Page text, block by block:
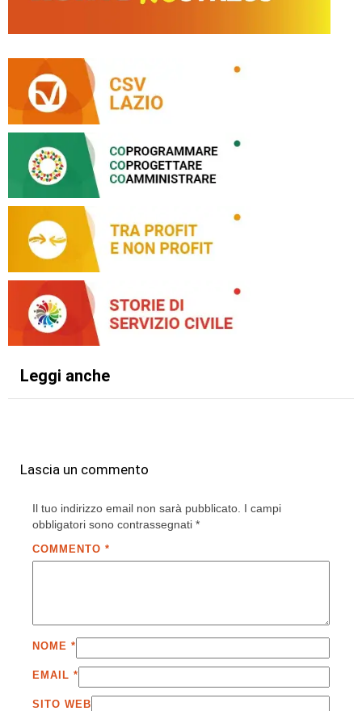
Leggi anche
Lascia un commento
Il tuo indirizzo email non sarà pubblicato. I campi
obbligatori sono contrassegnati *
COMMENTO *
NOME *
EMAIL *
SITO WEB